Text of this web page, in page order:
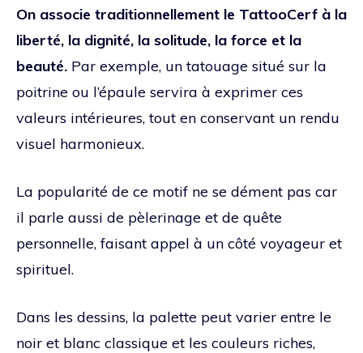
On associe traditionnellement le TattooCerf à la
liberté, la dignité, la solitude, la force et la
beauté. Par exemple, un tatouage situé sur la
poitrine ou l’épaule servira à exprimer ces
valeurs intérieures, tout en conservant un rendu
visuel harmonieux.
La popularité de ce motif ne se dément pas car
il parle aussi de pèlerinage et de quête
personnelle, faisant appel à un côté voyageur et
spirituel.
Dans les dessins, la palette peut varier entre le
noir et blanc classique et les couleurs riches,